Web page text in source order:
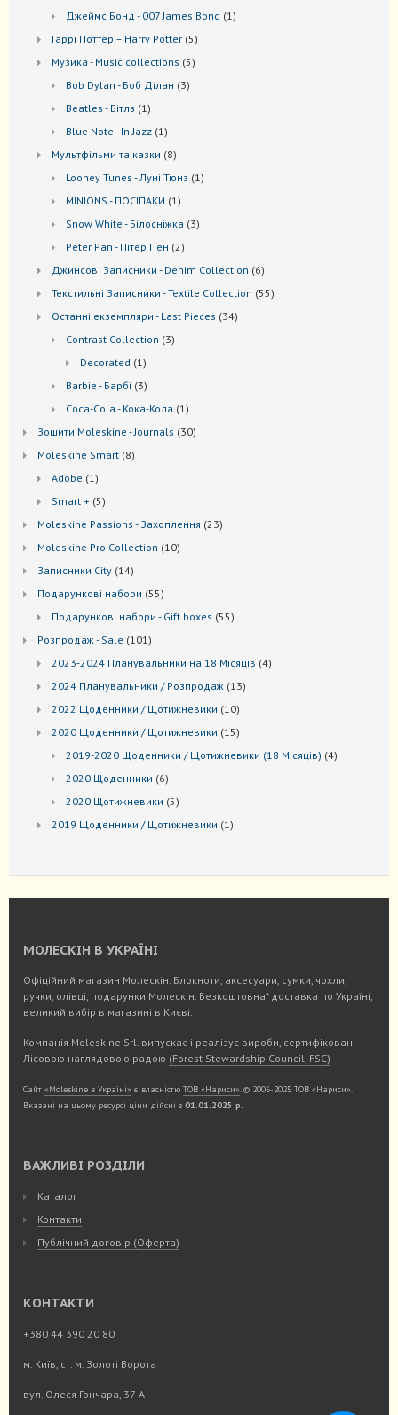
Джеймс Бонд - 007 James Bond 11
Гаррі Поттер – Harry Potter 55
Музика - Music collections 55
Bob Dylan - Боб Ділан 33
Beatles - Бітлз 11
Blue Note - In Jazz 11
Мультфільми та казки 88
Looney Tunes - Луні Тюнз 11
MINIONS - ПОСІПАКИ 11
Snow White - Білосніжка 33
Peter Pan - Пітер Пен 22
Джинсові Записники - Denim Collection 66
Текстильні Записники - Textile Collection 5555
Останні екземпляри - Last Pieces 3434
Contrast Collection 33
Decorated 11
Barbie - Барбі 33
Coca-Cola - Кока-Кола 11
Зошити Moleskine - Journals 3030
Моleskine Smart 88
Adobe 11
Smart + 55
Moleskine Passions - Захоплення 2323
Мoleskine Pro Collection 1010
Записники City 1414
Подарункові набори 5555
Подарункові набори - Gift boxes 5555
Розпродаж - Sale 101101
2023-2024 Планувальники на 18 Місяців 44
2024 Планувальники / Розпродаж 1313
2022 Щоденники / Щотижневики 1010
2020 Щоденники / Щотижневики 1515
2019-2020 Щоденники / Щотижневики (18 Місяців) 44
2020 Щоденники 66
2020 Щотижневики 55
2019 Щоденники / Щотижневики 11
МОЛЕСКІН В УКРАЇНІ
Офіційний магазин Молескін. Блокноти, аксесуари, сумки, чохли,
ручки, олівці, подарунки Молескін. Безкоштовна* доставка по Україні,
великий вибір в магазині в Києві.
Компанія Moleskine Srl. випускає і реалізує вироби, сертифіковані
Лісовою наглядовою радою (Forest Stewardship Council, FSC)
Сайт «Moleskine в Україні» є власністю ТОВ «Нариси». © 2006-2025 ТОВ «Нариси».
Вказані на цьому ресурсі ціни дійсні з 01.01.2025 р.
ВАЖЛИВІ РОЗДІЛИ
Каталог
Контакти
Публічний договір (Оферта)
КОНТАКТИ
+380 44 390 20 80
м. Київ, ст. м. Золоті Ворота
вул. Олеся Гончара, 37-А